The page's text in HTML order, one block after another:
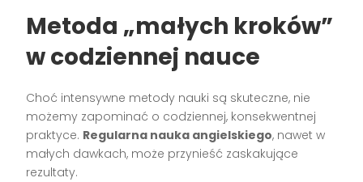
Metoda „małych kroków”
w codziennej nauce
Choć intensywne metody nauki są skuteczne, nie
możemy zapominać o codziennej, konsekwentnej
praktyce. Regularna nauka angielskiego, nawet w
małych dawkach, może przynieść zaskakujące
rezultaty.